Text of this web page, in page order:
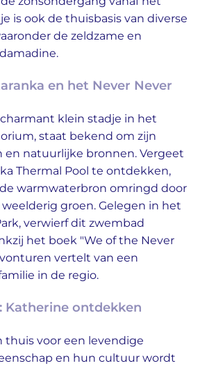
is ook de thuisbasis van diverse
de zeldzame en
en het Never Never
klein stadje in het
staat bekend om zijn
en natuurlijke bronnen. Vergeet
Thermal Pool te ontdekken,
warmwaterbron omringd door
groen. Gelegen in het
verwierf dit zwembad
het boek "We of the Never
vertelt van een
in de regio.
Katherine ontdekken
thuis voor een levendige
en hun cultuur wordt